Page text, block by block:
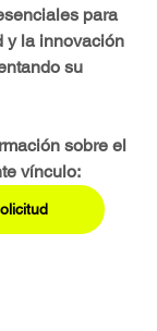
para
y la innovación
su
sobre el
vínculo: